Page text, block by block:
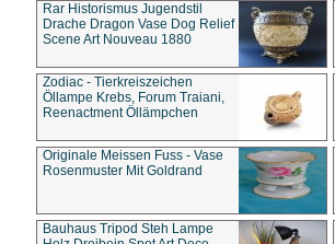
Rar Historismus Jugendstil
Drache Dragon Vase Dog Relief
Scene Art Nouveau 1880
Zodiac - Tierkreiszeichen
Öllampe Krebs, Forum Traiani,
Reenactment Öllämpchen
Originale Meissen Fuss - Vase
Rosenmuster Mit Goldrand
Bauhaus Tripod Steh Lampe